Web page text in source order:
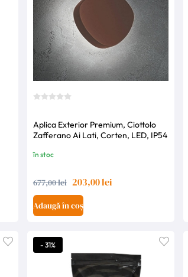
Aplica Exterior Premium, Ciottolo
Zafferano Ai Lati, Corten, LED, IP54
în stoc
677,00 lei 203,00 lei
Adaugă în coș
- 31%